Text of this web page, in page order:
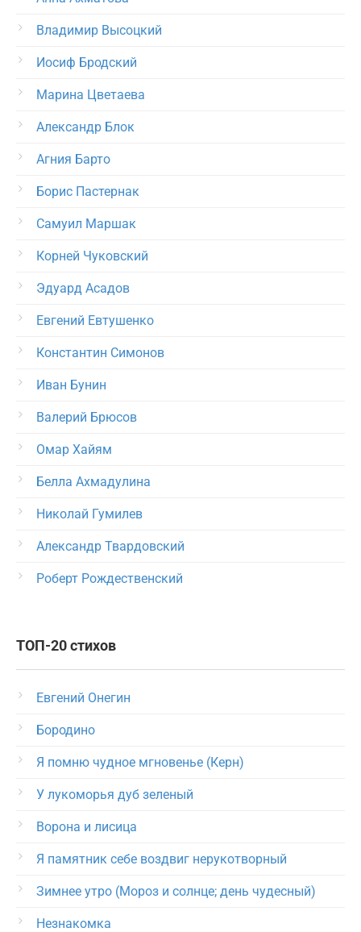
Владимир Высоцкий
Иосиф Бродский
Марина Цветаева
Александр Блок
Агния Барто
Борис Пастернак
Самуил Маршак
Корней Чуковский
Эдуард Асадов
Евгений Евтушенко
Константин Симонов
Иван Бунин
Валерий Брюсов
Омар Хайям
Белла Ахмадулина
Николай Гумилев
Александр Твардовский
Роберт Рождественский
ТОП-20 стихов
Евгений Онегин
Бородино
Я помню чудное мгновенье (Керн)
У лукоморья дуб зеленый
Ворона и лисица
Я памятник себе воздвиг нерукотворный
Зимнее утро (Мороз и солнце; день чудесный)
Незнакомка